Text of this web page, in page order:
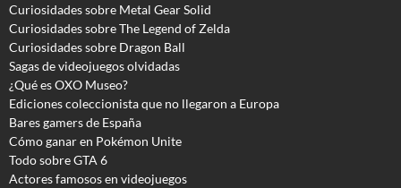
Curiosidades sobre Metal Gear Solid
Curiosidades sobre The Legend of Zelda
Curiosidades sobre Dragon Ball
Sagas de videojuegos olvidadas
¿Qué es OXO Museo?
Ediciones coleccionista que no llegaron a Europa
Bares gamers de España
Cómo ganar en Pokémon Unite
Todo sobre GTA 6
Actores famosos en videojuegos